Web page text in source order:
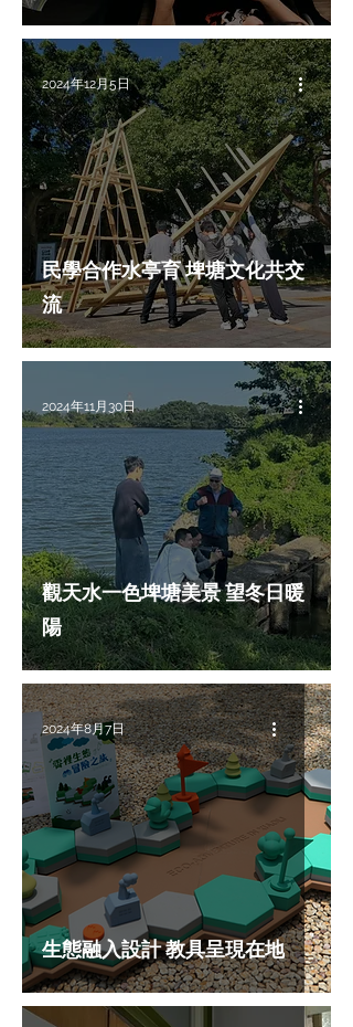
民學合作水亭育 埤塘文化共交
流
2024年12月5日
觀天水一色埤塘美景 望冬日暖
陽
2024年11月30日
生態融入設計 教具呈現在地
2024年8月7日